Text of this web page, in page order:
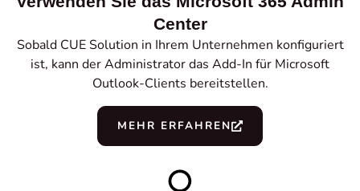
Center
Sobald CUE Solution in Ihrem Unternehmen konfiguriert
ist, kann der Administrator das Add-In für Microsoft
Outlook-Clients bereitstellen.
MEHR ERFAHREN